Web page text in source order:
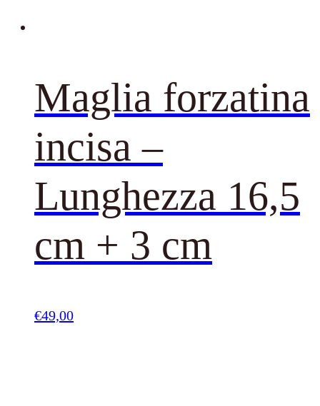
Maglia forzatina
incisa –
Lunghezza 16,5
cm + 3 cm
€49,00